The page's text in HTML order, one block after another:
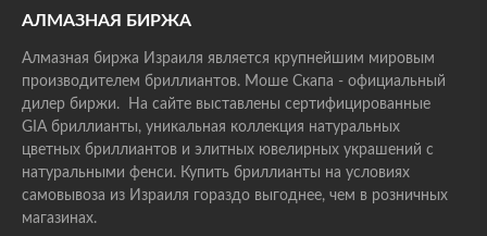
АЛМАЗНАЯ БИРЖА
Алмазная биржа Израиля является крупнейшим мировым
производителем бриллиантов. Моше Скапа - официальный
дилер биржи. На сайте выставлены сертифицированные
GIA бриллианты, уникальная коллекция натуральных
цветных бриллиантов и элитных ювелирных украшений с
натуральными фенси. Купить бриллианты на условиях
самовывоза из Израиля гораздо выгоднее, чем в розничных
магазинах.